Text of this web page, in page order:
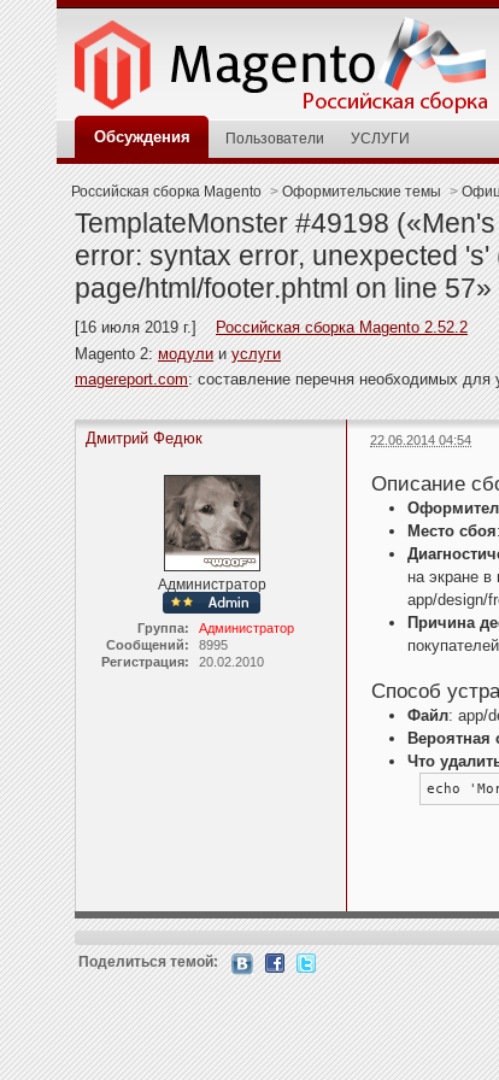
Обсуждения Пользователи УСЛУГИ
Российская сборка Magento > Оформительские темы >
TemplateMonster #49198
error: syntax error, unexpected 's'
page/html/footer.phtml on line 57»
[16 июля 2019 г.]
Российская сборка Magento 2.52.2
Magento 2: модули и услуги
magereport.com: составление перечня необходимых для
Дмитрий Федюк
Администратор
Группа:
Администратор
Сообщений:
8995
Регистрация:
20.02.2010
22.06.2014 04:54
Описание
Место сбоя
на экране
app/design/
Причина
Способ
Файл: app/
Вероятная
Что
echo
Поделиться темой: